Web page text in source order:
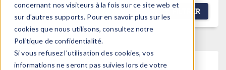
concernant nos visiteurs à la fois sur ce site web et
sur d'autres supports. Pour en savoir plus sur les
cookies que nous utilisons, consultez notre
Politique de confidentialité.
Si vous refusez l'utilisation des cookies, vos
informations ne seront pas suivies lors de votre
FILTRER